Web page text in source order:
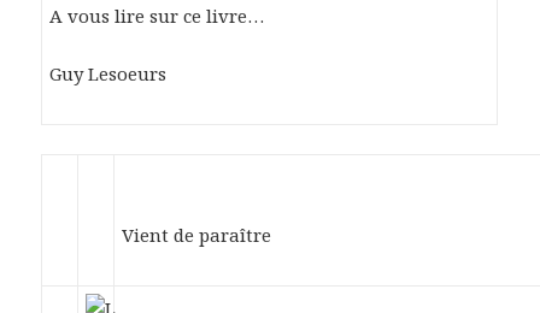
A vous lire sur ce livre…
Guy Lesoeurs
Vient de paraître